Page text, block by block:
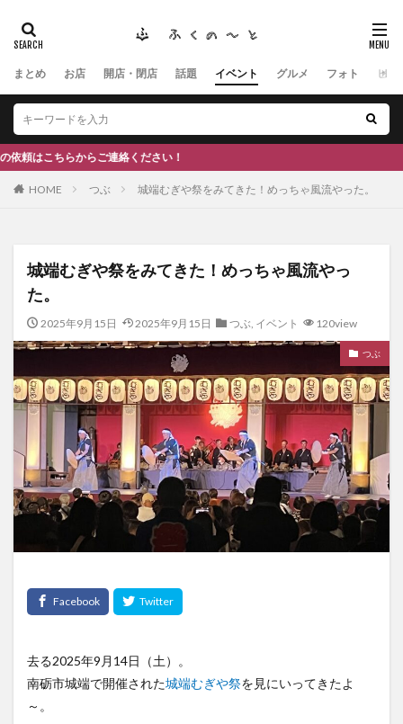
まとめ お店 開店・閉店 話題 イベント グルメ フォト ヒト
ださい！
HOME つぶ 城端むぎや祭をみてきた！めっちゃ風流やった。
城端むぎや祭をみてきた！めっちゃ風流やっ
た。
2025年9月15日 2025年9月15日 つぶ, イベント 120view
つぶ
去る2025年9月14日（土）。
南砺市城端で開催された城端むぎや祭を見にいってきたよ
～。
タグ
#ふくの里 南砺 福野 福光
神社
南砺市、蕎麦
スキー場
#イタリアン
ひーちゃん
IOXアローザ #居酒屋
#富山